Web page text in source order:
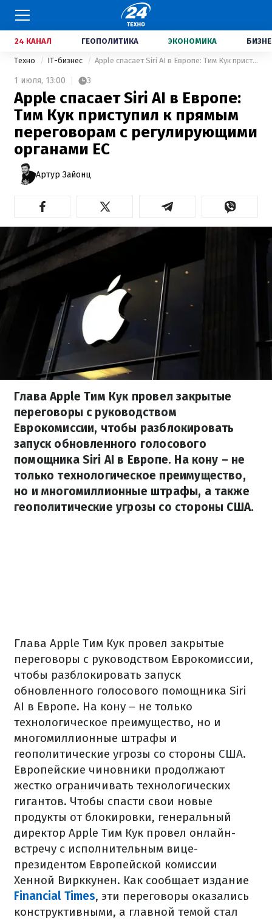
24 КАНАЛ ГЕОПОЛИТИКА ЭКОНОМИКА
Техно IT-бизнес Apple спасает Siri AI в Европе: Тим Кук приступил к прямым переговорам с регулирующими органами ЕС
1 июля, 13:00 3
Apple спасает Siri AI в Европе:
Тим Кук приступил к прямым
переговорам с регулирующими
органами ЕС
Артур Зайонц
Глава Apple Тим Кук провел закрытые
переговоры с руководством
Еврокомиссии, чтобы разблокировать
запуск обновленного голосового
помощника Siri AI в Европе. На кону – не
только технологическое преимущество,
но и многомиллионные штрафы, а также
геополитические угрозы со стороны США.
Глава Apple Тим Кук провел закрытые
переговоры с руководством Еврокомиссии,
чтобы разблокировать запуск
обновленного голосового помощника Siri
AI в Европе. На кону – не только
технологическое преимущество, но и
многомиллионные штрафы и
геополитические угрозы со стороны США.
Европейские чиновники продолжают
жестко ограничивать технологических
гигантов. Чтобы спасти свои новые
продукты от блокировки, генеральный
директор Apple Тим Кук провел онлайн-
встречу с исполнительным вице-
президентом Европейской комиссии
Хенной Вирккунен. Как сообщает издание
Financial Times, эти переговоры оказались
конструктивными, а главной темой стал